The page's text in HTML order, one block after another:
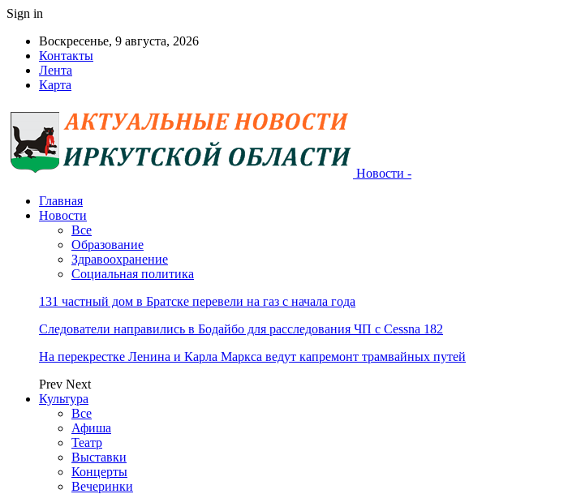
Sign in
Воскресенье, 9 августа, 2026
Контакты
Лента
Карта
Новости -
Главная
Новости
Все
Образование
Здравоохранение
Социальная политика
131 частный дом в Братске перевели на газ с начала года
Следователи направились в Бодайбо для расследования ЧП с Cessna 182
На перекрестке Ленина и Карла Маркса ведут капремонт трамвайных путей
Prev Next
Культура
Все
Афиша
Театр
Выставки
Концерты
Вечеринки